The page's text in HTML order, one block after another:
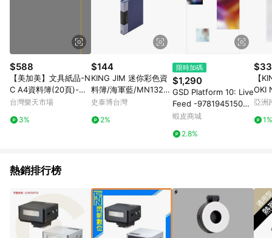
顏色、價位、贈品如與 Pinkoi 商品資訊頁及購物車不符，以
Pinkoi 購物商品資訊頁及購物車標示為準。 10. 點數紅包使用規
則請以點數紅包活動說明為準。 11. 若於 LINE 購物前往 Pinkoi
頁面後才首次下載 Pinkoi APP 並完成訂單，不符合導購資格；承
上，首次下載 Pinkoi APP 後，需透過 LINE 購物前往 Pinkoi 頁
面，方享導購資格。
$588
【美加美】文具紙品-N
C A4資料簿(20頁)-灰
AG2004/12本入【APP
帳號最高1500點)】8/3
台灣樂天市場
3%
$144
KING JIM 迷你彩色資
料簿/海軍藍/MN132C-
NV
史泰博台灣
2%
限時加碼
$1,290
GSD Platform 10: Live
Feed -978194515060
9 英文設計書 [建築人
蝦皮商城
2.8%
【
OKI
補充
亞洲
1%
熱銷排行榜